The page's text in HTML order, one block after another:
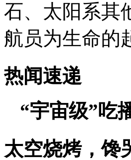
石、太阳系其
航员为生命的
热闻速递
“宇宙级”吃
太空烧烤，馋